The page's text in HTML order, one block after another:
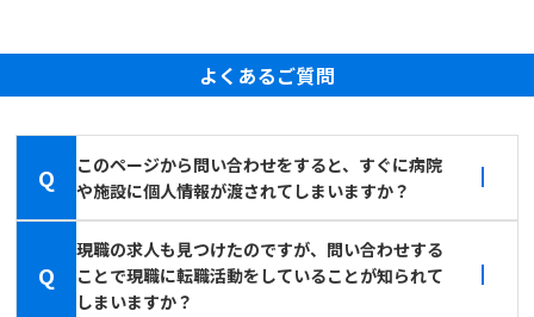
よくあるご質問
Q
このページから問い合わせをすると、すぐに病院
や施設に個人情報が渡されてしまいますか？
Q
現職の求人も見つけたのですが、問い合わせする
ことで現職に転職活動をしていることが知られて
しまいますか？